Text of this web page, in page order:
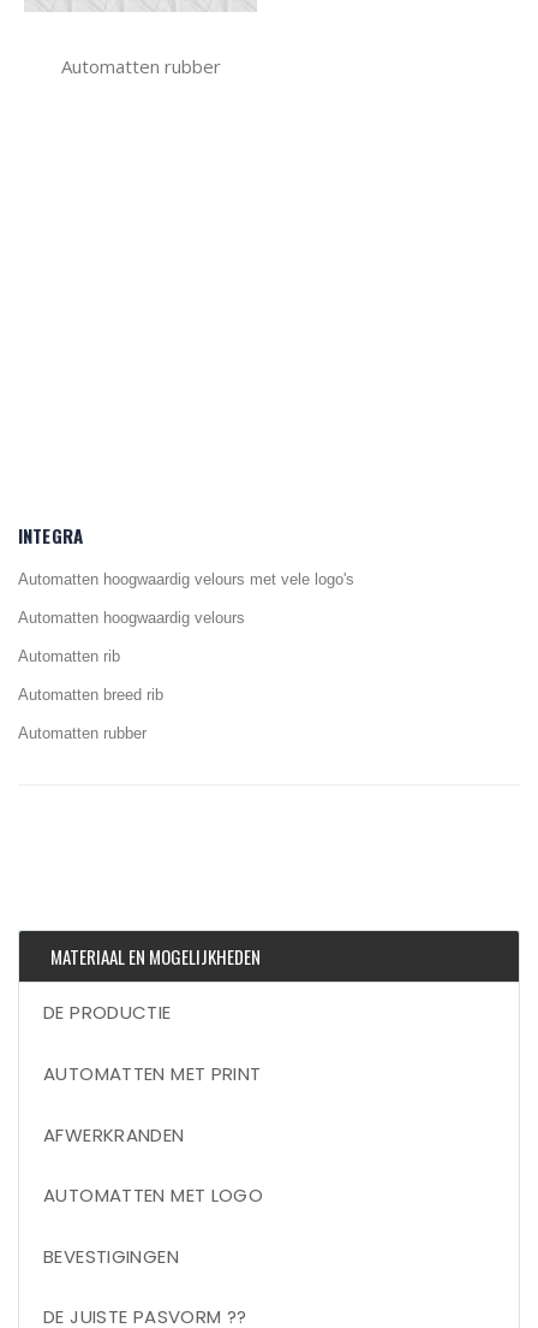
Automatten rubber
INTEGRA
Automatten hoogwaardig velours met vele logo's
Automatten hoogwaardig velours
Automatten rib
Automatten breed rib
Automatten rubber
MATERIAAL EN MOGELIJKHEDEN
DE PRODUCTIE
AUTOMATTEN MET PRINT
AFWERKRANDEN
AUTOMATTEN MET LOGO
BEVESTIGINGEN
DE JUISTE PASVORM ??